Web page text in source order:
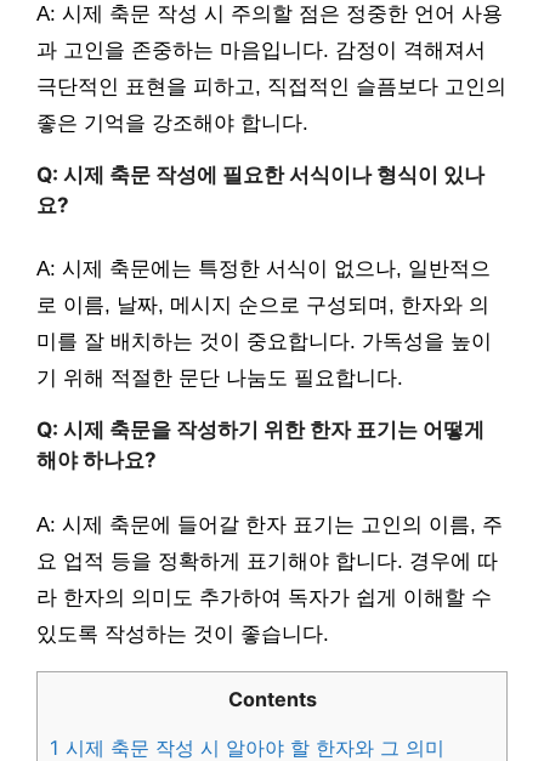
A: 시제 축문 작성 시 주의할 점은 정중한 언어 사용
과 고인을 존중하는 마음입니다. 감정이 격해져서
극단적인 표현을 피하고, 직접적인 슬픔보다 고인의
좋은 기억을 강조해야 합니다.
Q: 시제 축문 작성에 필요한 서식이나 형식이 있나
요?
A: 시제 축문에는 특정한 서식이 없으나, 일반적으
로 이름, 날짜, 메시지 순으로 구성되며, 한자와 의
미를 잘 배치하는 것이 중요합니다. 가독성을 높이
기 위해 적절한 문단 나눔도 필요합니다.
Q: 시제 축문을 작성하기 위한 한자 표기는 어떻게
해야 하나요?
A: 시제 축문에 들어갈 한자 표기는 고인의 이름, 주
요 업적 등을 정확하게 표기해야 합니다. 경우에 따
라 한자의 의미도 추가하여 독자가 쉽게 이해할 수
있도록 작성하는 것이 좋습니다.
Contents
1 시제 축문 작성 시 알아야 할 한자와 그 의미